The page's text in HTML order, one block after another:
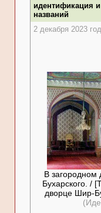
идентификация
названий
2 декабря 2023
В загородном
Бухарского. /
дворце Шир-